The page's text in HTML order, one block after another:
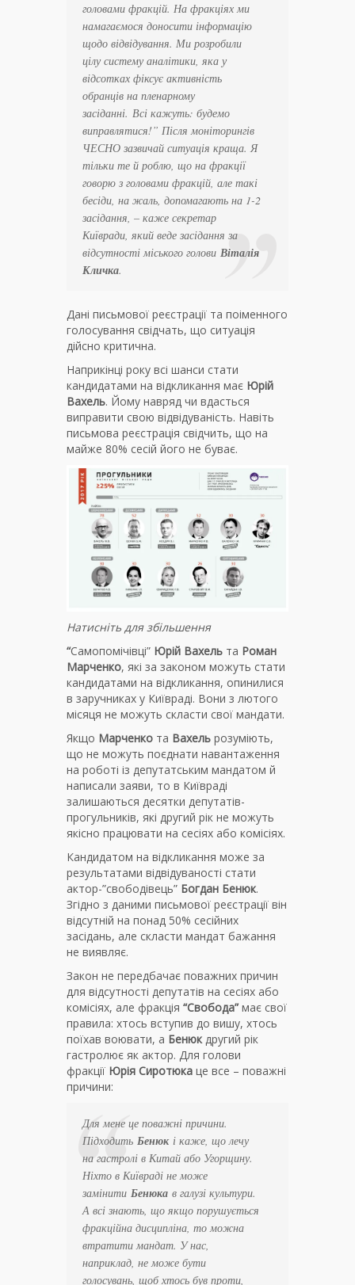
головами фракцій. На фракціях ми
намагаємося доносити інформацію
щодо відвідування. Ми розробили
цілу систему аналітики, яка у
відсотках фіксує активність
обранців на пленарному
засіданні. Всі кажуть: будемо
виправлятися!” Після моніторингів
ЧЕСНО зазвичай ситуація краща. Я
тільки те й роблю, що на фракції
говорю з головами фракцій, але такі
бесіди, на жаль, допомагають на 1-2
засідання, – каже секретар
Київради, який веде засідання за
відсутності міського голови Віталія
Кличка.
Дані письмової реєстрації та поіменного
голосування свідчать, що ситуація
дійсно критична.
Наприкінці року всі шанси стати
кандидатами на відкликання має Юрій
Вахель. Йому навряд чи вдасться
виправити свою відвідуваність. Навіть
письмова реєстрація свідчить, що на
майже 80% сесій його не буває.
Натисніть для збільшення
“Самопомічівці” Юрій Вахель та Роман
Марченко, які за законом можуть стати
кандидатами на відкликання, опинилися
в заручниках у Київраді. Вони з лютого
місяця не можуть скласти свої мандати.
Якщо Марченко та Вахель розуміють,
що не можуть поєднати навантаження
на роботі із депутатським мандатом й
написали заяви, то в Київраді
залишаються десятки депутатів-
прогульників, які другий рік не можуть
якісно працювати на сесіях або комісіях.
Кандидатом на відкликання може за
результатами відвідуваності стати
актор-”свободівець” Богдан Бенюк.
Згідно з даними письмової реєстрації він
відсутній на понад 50% сесійних
засідань, але скласти мандат бажання
не виявляє.
Закон не передбачає поважних причин
для відсутності депутатів на сесіях або
комісіях, але фракція “Свобода” має свої
правила: хтось вступив до вишу, хтось
поїхав воювати, а Бенюк другий рік
гастролює як актор. Для голови
фракції Юрія Сиротюка це все – поважні
причини:
Для мене це поважні причини.
Підходить Бенюк і каже, що лечу
на гастролі в Китай або Угорщину.
Ніхто в Київраді не може
замінити Бенюка в галузі культури.
А всі знають, що якщо порушується
фракційна дисципліна, то можна
втратити мандат. У нас,
наприклад, не може бути
голосувань, щоб хтось був проти,